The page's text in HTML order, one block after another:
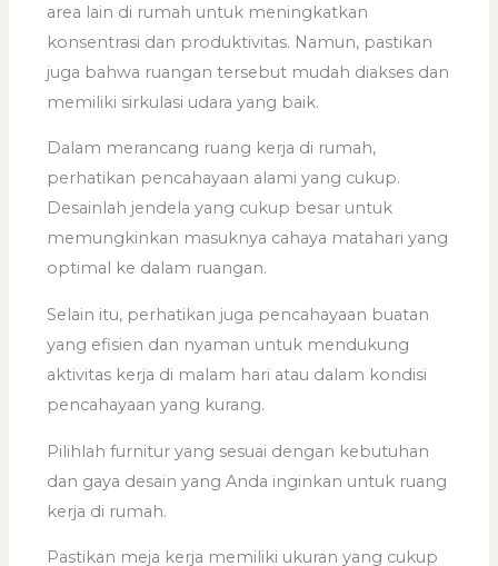
area lain di rumah untuk meningkatkan
konsentrasi dan produktivitas. Namun, pastikan
juga bahwa ruangan tersebut mudah diakses dan
memiliki sirkulasi udara yang baik.
Dalam merancang ruang kerja di rumah,
perhatikan pencahayaan alami yang cukup.
Desainlah jendela yang cukup besar untuk
memungkinkan masuknya cahaya matahari yang
optimal ke dalam ruangan.
Selain itu, perhatikan juga pencahayaan buatan
yang efisien dan nyaman untuk mendukung
aktivitas kerja di malam hari atau dalam kondisi
pencahayaan yang kurang.
Pilihlah furnitur yang sesuai dengan kebutuhan
dan gaya desain yang Anda inginkan untuk ruang
kerja di rumah.
Pastikan meja kerja memiliki ukuran yang cukup